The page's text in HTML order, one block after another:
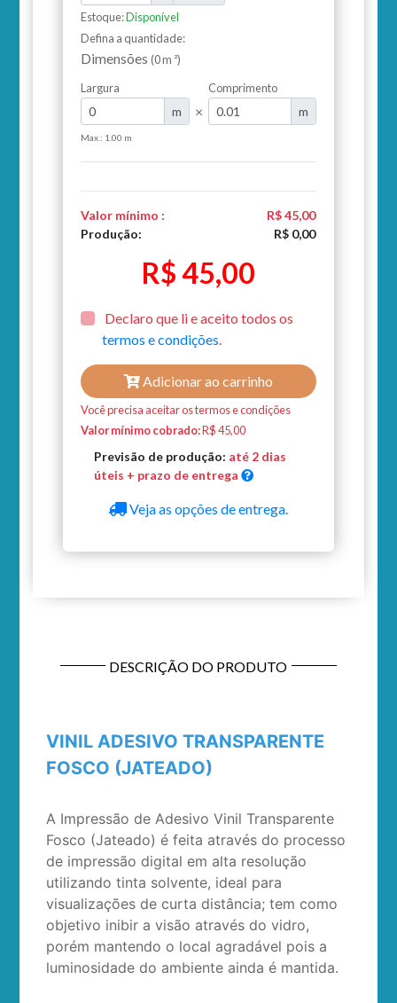
Estoque:Disponível
Defina a quantidade:
Dimensões (0 m ²)
Largura
m
Max.: 1.00 m
×
Comprimento
m
Valor mínimo :
R$ 45,00
Produção:
R$ 0,00
R$ 45,00
Declaro que li e aceito todos os
termos e condições.
Adicionar ao carrinho
Você precisa aceitar os termos e condições
Valor mínimo cobrado:R$ 45,00
Previsão de produção: até 2 dias
úteis + prazo de entrega
Veja as opções de entrega.
DESCRIÇÃO DO PRODUTO
VINIL ADESIVO TRANSPARENTE
FOSCO (JATEADO)
A Impressão de Adesivo Vinil Transparente
Fosco (Jateado) é feita através do processo
de impressão digital em alta resolução
utilizando tinta solvente, ideal para
visualizações de curta distância; tem como
objetivo inibir a visão através do vidro,
porém mantendo o local agradável pois a
luminosidade do ambiente ainda é mantida.